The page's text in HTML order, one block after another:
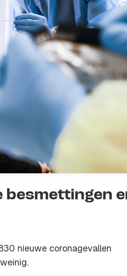
besmettingen
nieuwe coronagevallen